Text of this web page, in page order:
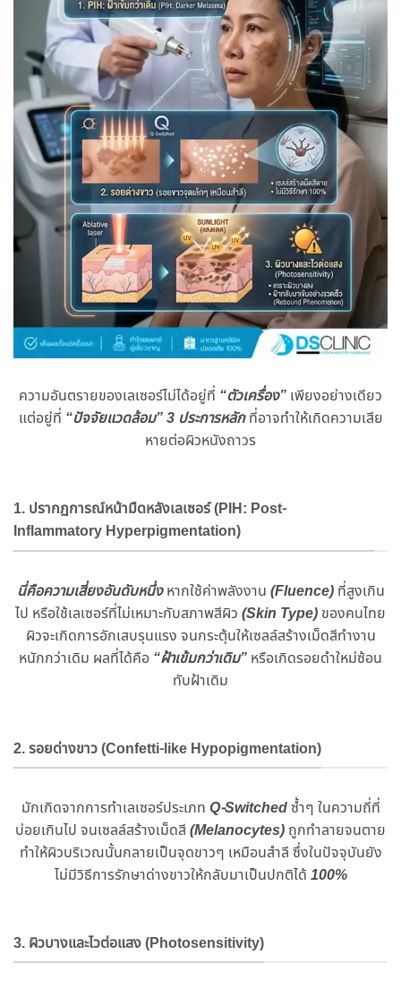
ความอันตรายของเลเซอร์ไม่ได้อยู่ที่ “ตัวเครื่อง” เพียงอย่างเดียว
แต่อยู่ที่ “ปัจจัยแวดล้อม”3 ประการหลักที่อาจทำให้เกิดความเสีย
หายต่อผิวหนังถาวร
1. ปรากฏการณ์หน้ามืดหลังเลเซอร์ (PIH: Post-
Inflammatory Hyperpigmentation)
นี่คือความเสี่ยงอันดับหนึ่งหากใช้ค่าพลังงาน (Fluence)ที่สูงเกิน
ไป หรือใช้เลเซอร์ที่ไม่เหมาะกับสภาพสีผิว (Skin Type) ของคนไทย
ผิวจะเกิดการอักเสบรุนแรง จนกระตุ้นให้เซลล์สร้างเม็ดสีทำงาน
หนักกว่าเดิม ผลที่ได้คือ “ฝ้าเข้มกว่าเดิม” หรือเกิดรอยดำใหม่ซ้อน
ทับฝ้าเดิม
2. รอยด่างขาว (Confetti-like Hypopigmentation)
มักเกิดจากการทำเลเซอร์ประเภท Q-Switchedซ้ำๆ ในความถี่ที่
บ่อยเกินไป จนเซลล์สร้างเม็ดสี(Melanocytes) ถูกทำลายจนตาย
ทำให้ผิวบริเวณนั้นกลายเป็นจุดขาวๆ เหมือนสำลี ซึ่งในปัจจุบันยัง
ไม่มีวิธีการรักษาด่างขาวให้กลับมาเป็นปกติได้ 100%
3. ผิวบางและไวต่อแสง (Photosensitivity)